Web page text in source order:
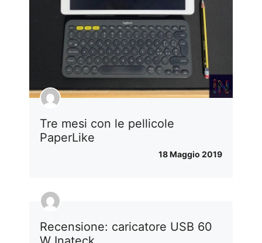
Tre mesi con le pellicole
PaperLike
18 Maggio 2019
Recensione: caricatore USB 60